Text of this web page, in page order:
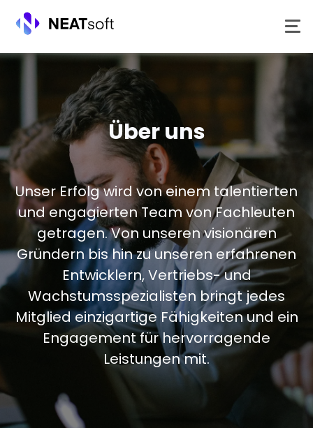
Zum
Über uns
Unser Erfolg wird von einem talentierten
und engagierten Team von Fachleuten
getragen. Von unseren visionären
Gründern bis hin zu unseren erfahrenen
Entwicklern, Vertriebs- und
Wachstumsspezialisten bringt jedes
Mitglied einzigartige Fähigkeiten und ein
Engagement für hervorragende
Leistungen mit.